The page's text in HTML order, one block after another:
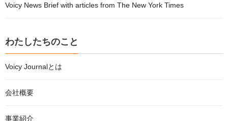
Voicy News Brief with articles from The New York Times
わたしたちのこと
Voicy Journalとは
会社概要
事業紹介